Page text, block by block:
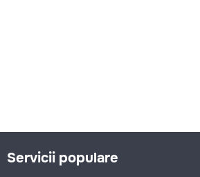
Servicii populare